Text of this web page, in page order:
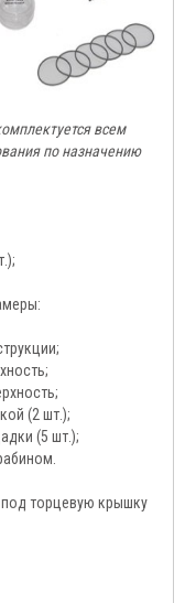
всем
по назначению
(2 шт.);
(5 шт.);
торцевую крышку